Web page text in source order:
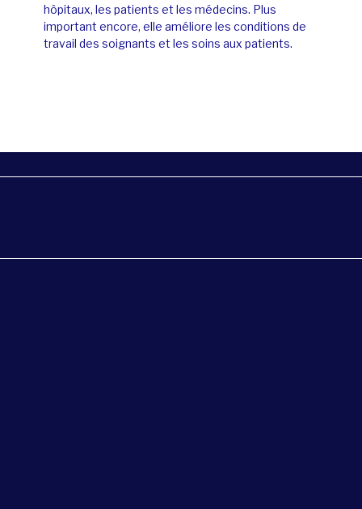
hôpitaux, les patients et les médecins. Plus
important encore, elle améliore les conditions de
travail des soignants et les soins aux patients.